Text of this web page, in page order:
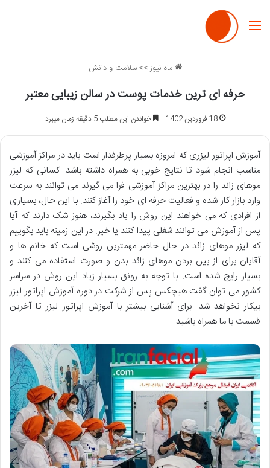
منو
ماه نیوز>> سلامت و دانش
حرفه ای ترین خدمات پوست در سالن زیبایی معتبر
18 فروردین 1402 خواندن این مطلب 5 دقیقه زمان میبرد
آموزش اپراتور لیزری که امروزه بسیار پرطرفدار است باید در مراکز آموزشی
مناسب انجام شود تا نتایج خوبی به همراه داشته باشد. کسانی که لیزر
موهای زائد را در بهترین مراکز آموزشی فرا می گیرند می توانند به سرعت
وارد بازار کار شده و فعالیت حرفه ای خود را آغاز کنند. با این حال، بسیاری
از افرادی که می خواهند این روش را یاد بگیرند، هنوز شک دارند که آیا
پس از آموزش می توانند شغلی پیدا کنند یا خیر. در این زمینه باید بگوییم
که لیزر موهای زائد در حال حاضر مهمترین روشی است که خانم ها و
آقایان برای از بین بردن موهای زائد بدن و صورت استفاده می کنند و
بسیار رایج شده است. با توجه به رونق بسیار زیاد این روش در سراسر
کشور می توان گفت هیچکس پس از شرکت در دوره آموزش اپراتور لیزر
بیکار نخواهد شد. برای آشنایی بیشتر با آموزش اپراتور لیزر تا آخرین
قسمت با ما همراه باشید.